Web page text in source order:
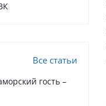
Все статьи
гость –